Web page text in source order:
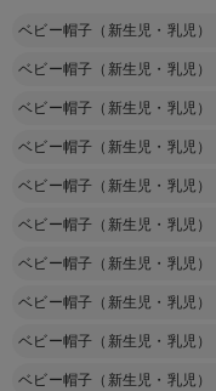
ベビー帽子（新生児・乳児）
ベビー帽子（新生児・乳児）
ベビー帽子（新生児・乳児）
ベビー帽子（新生児・乳児）
ベビー帽子（新生児・乳児）
ベビー帽子（新生児・乳児）
ベビー帽子（新生児・乳児）
ベビー帽子（新生児・乳児）
ベビー帽子（新生児・乳児）
ベビー帽子（新生児・乳児）